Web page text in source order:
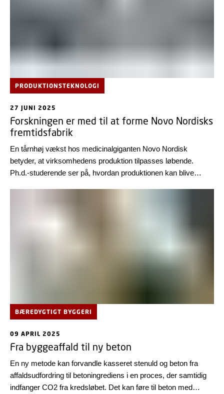
PRODUKTIONSTEKNOLOGI
27 JUNI 2025
Forskningen er med til at forme Novo Nordisks
fremtidsfabrik
En tårnhøj vækst hos medicinalgiganten Novo Nordisk
betyder, at virksomhedens produktion tilpasses løbende.
Ph.d.-studerende ser på, hvordan produktionen kan blive
BÆREDYGTIGT BYGGERI
09 APRIL 2025
Fra byggeaffald til ny beton
En ny metode kan forvandle kasseret stenuld og beton fra
affaldsudfordring til betoningrediens i en proces, der samtidig
indfanger CO2 fra kredsløbet. Det kan føre til beton med